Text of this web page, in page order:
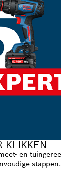
KLIKKEN
en
stappen.